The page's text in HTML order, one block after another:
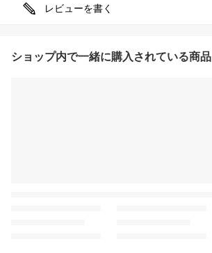
レビューを書く
ショップ内で一緒に購入されている商品